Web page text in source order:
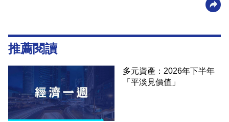
推薦閱讀
多元資產：2026年下半年
「平淡見價值」